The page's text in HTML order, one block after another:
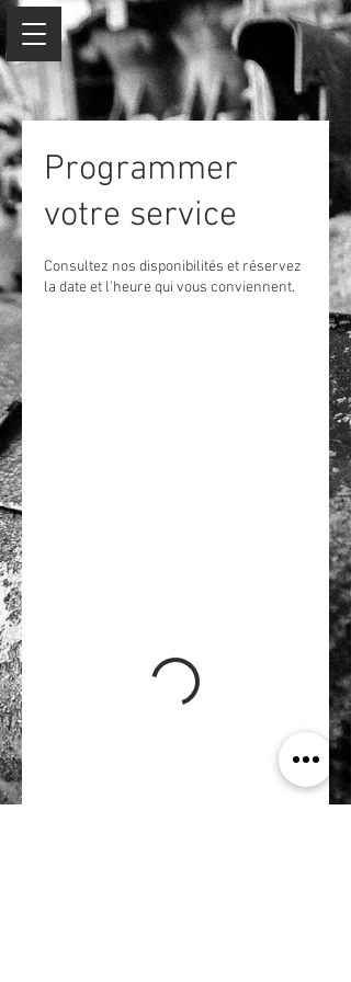
Programmer
votre service
Consultez nos disponibilités et réservez
la date et l'heure qui vous conviennent.